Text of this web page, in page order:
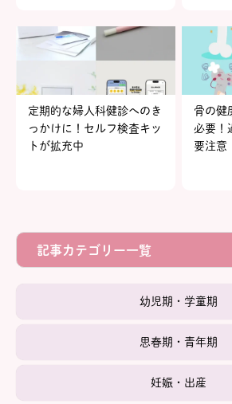
定期的な婦人科健診へのき
っかけに！セルフ検査キッ
トが拡充中
骨の健
必要！
要注意
記事カテゴリー一覧
幼児期・学童期
思春期・青年期
妊娠・出産